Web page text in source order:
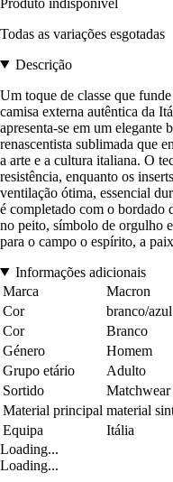
Todas as variações esgotadas
Descrição
Um toque de classe que
camisa externa autêntica da
apresenta-se em um elegante
renascentista sublimada que
a arte e a cultura italiana. O
resistência, enquanto os
ventilação ótima, essencial
é completado com o bordado
no peito, símbolo de orgulho
para o campo o espírito, a
Informações adicionais
Marca
Macron
Cor
branco/azul
Cor
Branco
Género
Homem
Grupo etário
Adulto
Sortido
Matchwear
Material principal material
Equipa
Itália
Loading...
Loading...